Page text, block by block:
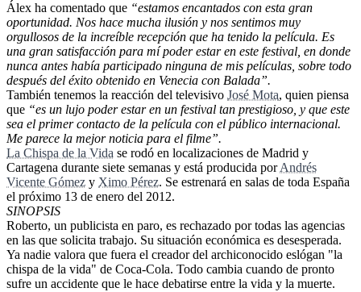
Álex ha comentado que “estamos encantados con esta gran
oportunidad. Nos hace mucha ilusión y nos sentimos muy
orgullosos de la increíble recepción que ha tenido la película. Es
una gran satisfacción para mí poder estar en este festival, en donde
nunca antes había participado ninguna de mis películas, sobre todo
después del éxito obtenido en Venecia con Balada”.
También tenemos la reacción del televisivo José Mota, quien piensa
que “es un lujo poder estar en un festival tan prestigioso, y que este
sea el primer contacto de la película con el público internacional.
Me parece la mejor noticia para el filme”.
La Chispa de la Vida se rodó en localizaciones de Madrid y
Cartagena durante siete semanas y está producida porAndrés
Vicente Gómez y Ximo Pérez. Se estrenará en salas de toda España
el próximo 13 de enero del 2012.
SINOPSIS
Roberto, un publicista en paro, es rechazado por todas las agencias
en las que solicita trabajo. Su situación económica es desesperada.
Ya nadie valora que fuera el creador del archiconocido eslógan "la
chispa de la vida" de Coca-Cola. Todo cambia cuando de pronto
sufre un accidente que le hace debatirse entre la vida y la muerte.